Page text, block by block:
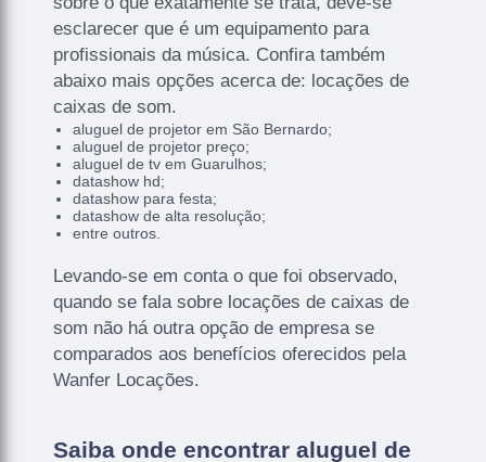
esclarecer que é um equipamento para
profissionais da música. Confira também
abaixo mais opções acerca de: locações de
caixas de som.
aluguel de projetor em São Bernardo;
aluguel de projetor preço;
aluguel de tv em Guarulhos;
datashow hd;
datashow para festa;
datashow de alta resolução;
entre outros.
Levando-se em conta o que foi observado,
quando se fala sobre locações de caixas de
som não há outra opção de empresa se
comparados aos benefícios oferecidos pela
Wanfer Locações.
Saiba onde encontrar aluguel de